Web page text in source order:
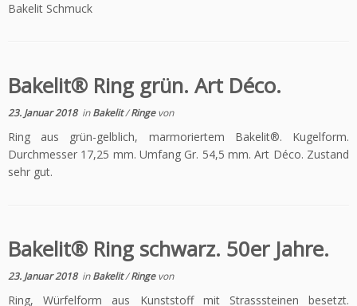
Bakelit Schmuck
Bakelit® Ring grün. Art Déco.
23. Januar 2018inBakelit/Ringevon
Ring aus grün-gelblich, marmoriertem Bakelit®. Kugelform.
Durchmesser 17,25 mm. Umfang Gr. 54,5 mm. Art Déco. Zustand
sehr gut.
Bakelit® Ring schwarz. 50er Jahre.
23. Januar 2018inBakelit/Ringevon
Ring, Würfelform aus Kunststoff mit Strasssteinen besetzt.